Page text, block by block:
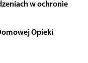
w ochronie
Opieki